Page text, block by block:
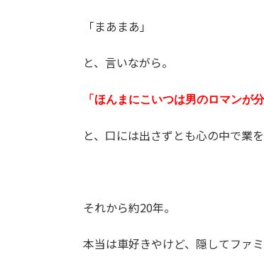
「まあまあ」
と、言いながら。
「ほんまにこいつは男のロマンが
と、口には出さずとも心の中で業
それから約20年。
本当は車好きやけど、隠してファ